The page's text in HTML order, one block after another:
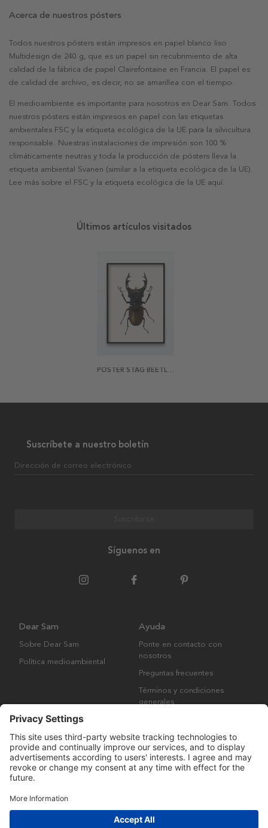
Acerca de nuestros pósters
Todos nuestros pósters están impresos en papel blanco liso
Multidesign de 240 g, que es un papel sin recubrimiento de alta
calidad de la fábrica de papel Clairefontaine en Francia. El papel es
de calidad de archivo, es decir, no se amarillea con el tiempo.
El medioambiente es importante para nosotros en Dear Sam. Todos
nuestros pósters están impresos en papel con las etiquetas
ambientales FSC y la etiqueta ecológica de la UE para la silvicultura
responsable. Nuestras instalaciones de impresión son 100 %
climáticamente neutras y toda la producción de pósters lleva la
etiqueta ambiental Svanen (similar a la etiqueta ecológica de la UE).
Lee más sobre el FSC y la etiqueta ecológica de la UE aquí.
Últimos artículos visitados
POSTER STAG BEETLE 2
Suscríbete a nuestro boletín
Dirección de correo electrónico
Síguenos en
Dear Sam
Sobre Dear Sam
Política medioambiental
Ayuda
Ponte en contacto con
nosotros
Preguntas frecuentes
Términos y condiciones
generales
Derechos de autor © Many Brands AB 2023. Todos los derechos